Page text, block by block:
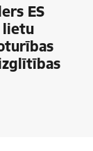
ES
lietu